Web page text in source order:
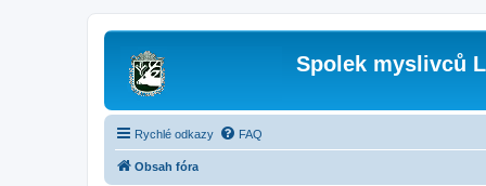
Spolek myslivců
Rychlé odkazy FAQ
Obsah fóra